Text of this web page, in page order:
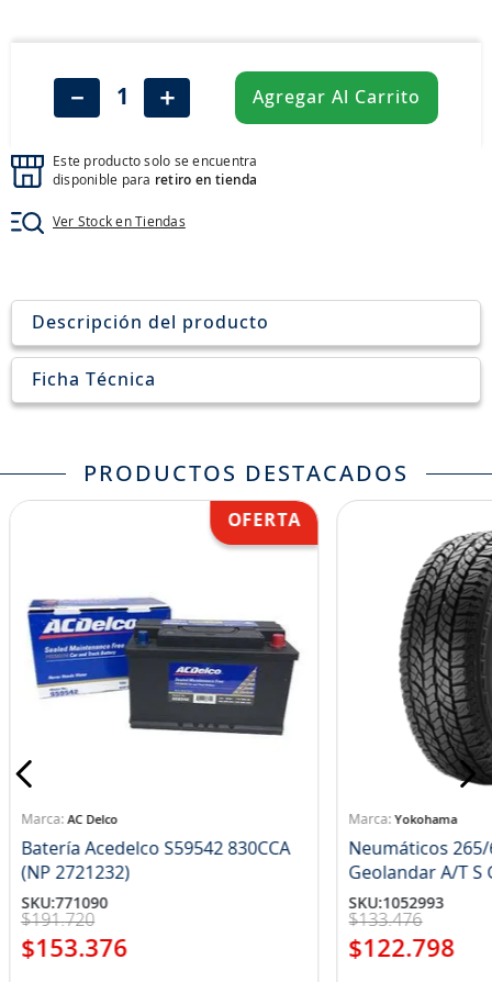
＋
－ Agregar Al Carrito
Este producto solo se encuentra
disponible para retiro en tienda
Ver Stock en Tiendas
Descripción del producto
Ficha Técnica
PRODUCTOS DESTACADOS
AC Delco
Batería Acedelco S59542 830CCA
(NP 2721232)
SKU:771090
$191.720
$153.376
Yokohama
Neumáticos 265/
SKU:1052993
$133.476
$122.798